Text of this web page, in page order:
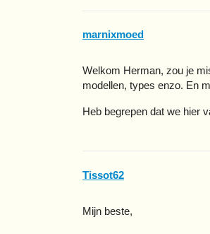
marnixmoed
Welkom Herman, zou je
modellen, types enzo. En
Heb begrepen dat we hier
Tissot62
Mijn beste,